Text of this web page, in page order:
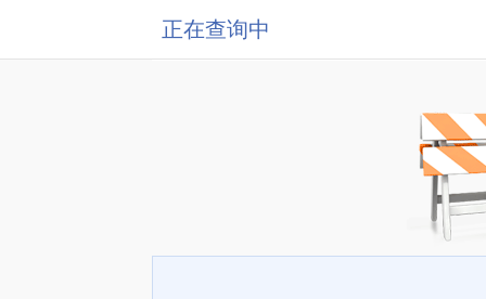
正在查询中